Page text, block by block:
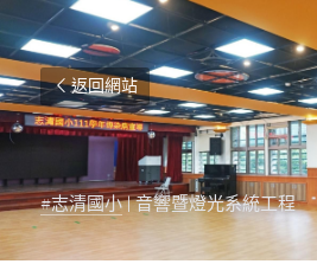
返回網站
#志清國小 | 音響暨燈光系統工程